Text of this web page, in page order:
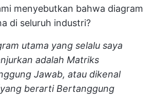
menyebutkan bahwa diagram
di seluruh industri?
utama yang selalu saya
adalah Matriks
Jawab, atau dikenal
berarti Bertanggung